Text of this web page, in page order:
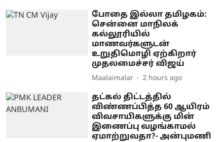
போதை இல்லா தமிழகம்:
சென்னை மாநிலக்
கல்லூரியில்
மாணவர்களுடன்
உறுதிமொழி ஏற்கிறார்
முதலமைச்சர் விஜய்
Maalaimalar 2 hours ago
தட்கல் திட்டத்தில்
விண்ணப்பித்த 60 ஆயிரம்
விவசாயிகளுக்கு மின்
இணைப்பு வழங்காமல்
ஏமாற்றுவதா?- அன்புமணி